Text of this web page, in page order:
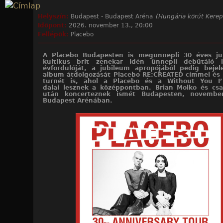
Helyszín: Budapest - Budapest Aréna (Hungária körút
Időpont: 2026. november 13., 20:00
Fellépők: Placebo
A Placebo Budapesten is megünnepli 30 éves
kultikus brit zenekar idén ünnepli debütáló
évfordulóját, a jubileum apropójából pedig
album átdolgozását Placebo RE:CREATED címmel
turnét is, ahol a Placebo és a Without You
dalai lesznek a középpontban. Brian Molko és
után koncerteznek ismét Budapesten,
Budapest Arénában.